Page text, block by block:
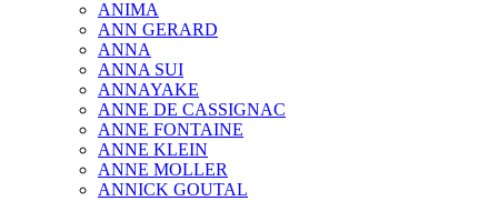
ANIMA
ANN GERARD
ANNA
ANNA SUI
ANNAYAKE
ANNE DE CASSIGNAC
ANNE FONTAINE
ANNE KLEIN
ANNE MOLLER
ANNICK GOUTAL